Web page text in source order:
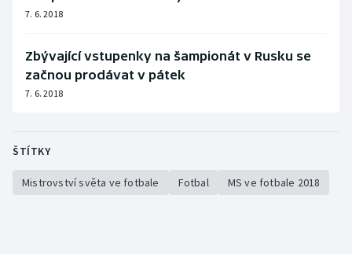
7. 6. 2018
Zbývající vstupenky na šampionát v Rusku se
začnou prodávat v pátek
7. 6. 2018
ŠTÍTKY
Mistrovství světa ve fotbale Fotbal MS ve fotbale 2018